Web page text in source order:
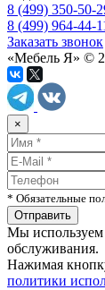
8 (499) 350-50-
8 (499) 964-44-
Заказать звонок
«Мебель Я» ©
×
* Обязательные
Мы используем
обслуживания.
Нажимая
политики